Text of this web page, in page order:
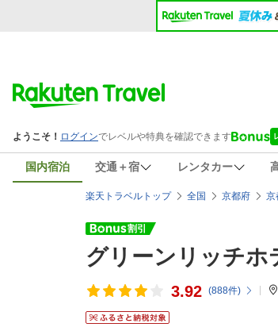
国内宿泊 交通＋宿 レンタカー
楽天トラベルトップ 全国 京都府 京
グリーンリッチ
3.92 (888件)